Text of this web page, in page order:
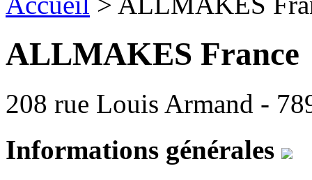
ALLMAKES France
208 rue Louis Armand -
Informations générales